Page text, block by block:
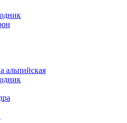
альпийская